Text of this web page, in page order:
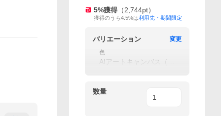
5%獲得 （2,744pt）
獲得のうち4.5%は利用先・期間限定
バリエーション
変更
色
AIアートキャンバス（1
数量